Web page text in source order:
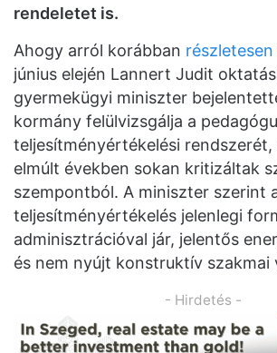
rendeletet is.
Ahogy arról korábban
június elején Lannert Judit
gyermekügyi miniszter
kormány felülvizsgálja a
teljesítményértékelési rendszerét,
elmúlt években sokan kritizáltak
szempontból. A miniszter szerint
teljesítményértékelés jelenlegi
adminisztrációval jár, jelentős
és nem nyújt konstruktív szakmai
- Hirdetés -